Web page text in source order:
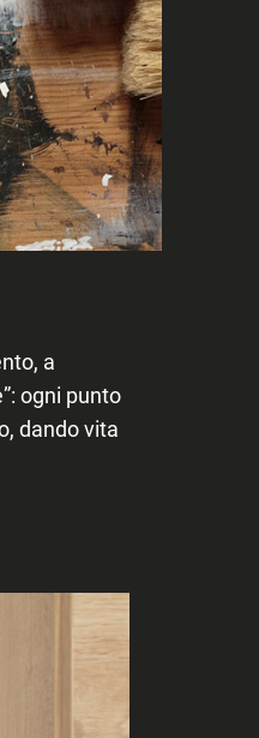
a
ogni punto
dando vita